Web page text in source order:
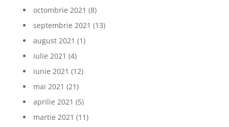
octombrie 2021 (8)
septembrie 2021 (13)
august 2021 (1)
iulie 2021 (4)
iunie 2021 (12)
mai 2021 (21)
aprilie 2021 (5)
martie 2021 (11)